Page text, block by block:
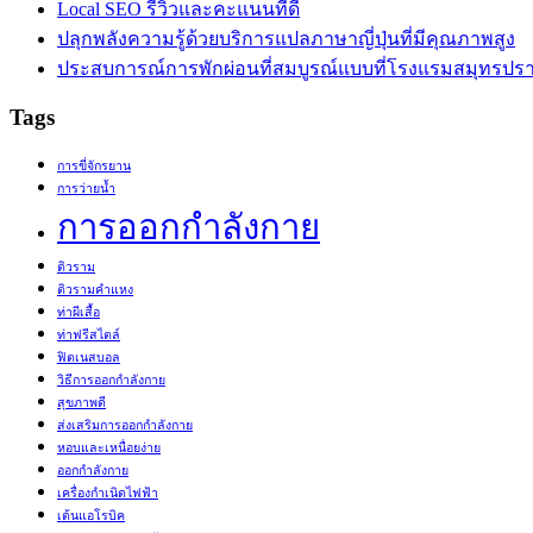
Local SEO รีวิวและคะแนนที่ดี
ปลุกพลังความรู้ด้วยบริการแปลภาษาญี่ปุ่นที่มีคุณภาพสูง
ประสบการณ์การพักผ่อนที่สมบูรณ์แบบที่โรงแรมสมุทรปร
Tags
การขี่จักรยาน
การว่ายน้ำ
การออกกำลังกาย
ติวราม
ติวรามคำแหง
ท่าผีเสื้อ
ท่าฟรีสไตล์
ฟิตเนสบอล
วิธีการออกกำลังกาย
สุขภาพดี
ส่งเสริมการออกกำลังกาย
หอบและเหนื่อยง่าย
ออกกำลังกาย
เครื่องกำเนิดไฟฟ้า
เต้นแอโรบิค